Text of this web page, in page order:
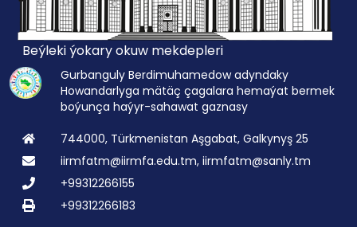
Beýleki ýokary okuw mekdepleri
Gurbanguly Berdimuhamedow adyndaky
Howandarlyga mätäç çagalara hemaýat bermek
boýunça haýyr-sahawat gaznasy
744000, Türkmenistan Aşgabat, Galkynyş 25
iirmfatm@iirmfa.edu.tm, iirmfatm@sanly.tm
+99312266155
+99312266183